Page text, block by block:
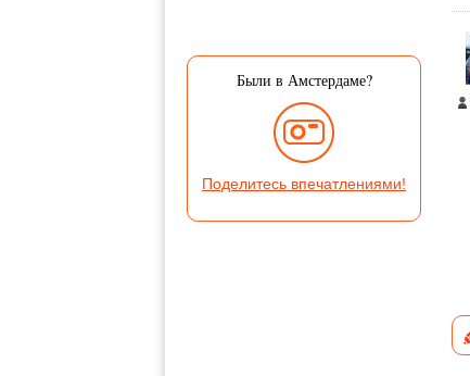
Были в Амстердаме?
Поделитесь впечатлениями!